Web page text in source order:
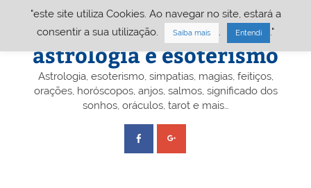
Portal A&E – Portal
astrologia e esoterismo
Astrologia, esoterismo, simpatias, magias, feitiços,
orações, horóscopos, anjos, salmos, significado dos
sonhos, oráculos, tarot e mais…
"este site utiliza Cookies. Ao navegar no site, estará a
consentir a sua utilização.
Saiba mais Entendi ."